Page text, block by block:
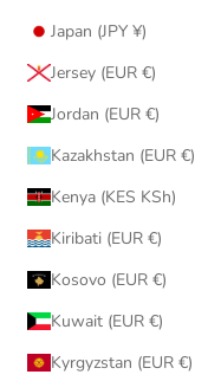
Japan (JPY ¥)
Jersey (EUR €)
Jordan (EUR €)
Kazakhstan (EUR €)
Kenya (KES KSh)
Kiribati (EUR €)
Kosovo (EUR €)
Kuwait (EUR €)
Kyrgyzstan (EUR €)